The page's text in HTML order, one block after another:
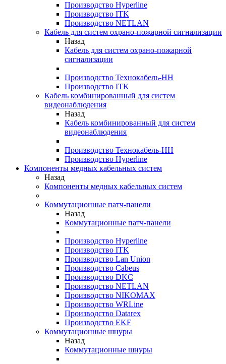
Производство Hyperline
Производство ITK
Производство NETLAN
Кабель для систем охрано-пожарной сигнализации
Назад
Кабель для систем охрано-пожарной
сигнализации
Производство Технокабель-НН
Производство ITK
Кабель комбинированный для систем
видеонаблюдения
Назад
Кабель комбинированный для систем
видеонаблюдения
Производство Технокабель-НН
Производство Hyperline
Компоненты медных кабельных систем
Назад
Компоненты медных кабельных систем
Коммутационные патч-панели
Назад
Коммутационные патч-панели
Производство Hyperline
Производство ITK
Производство Lan Union
Производство Cabeus
Производство DKC
Производство NETLAN
Производство NIKOMAX
Производство WRLine
Производство Datarex
Производство EKF
Коммутационные шнуры
Назад
Коммутационные шнуры